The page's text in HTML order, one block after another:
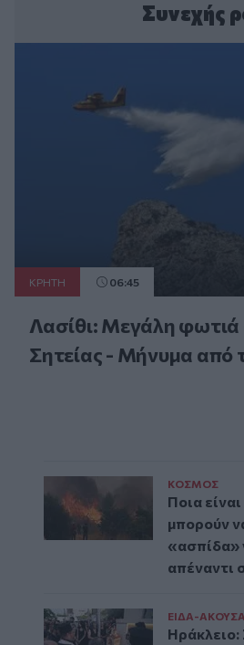
Συνεχής
ΚΡΗΤΗ 06:45
Λασίθι: Μεγάλη
Σητείας - Μήνυμα από
ΚΟΣΜΟΣ
Ποια
μπορούν
«ασπίδα»
απέναντι
ΕΙΔΑ-ΑΚΟΥΣΑ
Ηράκλειο: